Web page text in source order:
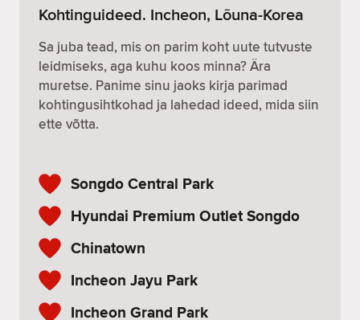
Kohtinguideed. Incheon, Lõuna-Korea
Sa juba tead, mis on parim koht uute tutvuste
leidmiseks, aga kuhu koos minna? Ära
muretse. Panime sinu jaoks kirja parimad
kohtingusihtkohad ja lahedad ideed, mida siin
ette võtta.
Songdo Central Park
Hyundai Premium Outlet Songdo
Chinatown
Incheon Jayu Park
Incheon Grand Park